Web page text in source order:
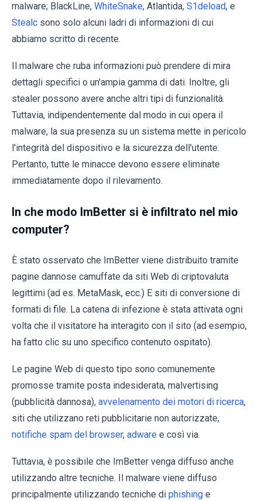
malware; BlackLine, WhiteSnake, Atlantida, S1deload, e
Stealc sono solo alcuni ladri di informazioni di cui
abbiamo scritto di recente.
Il malware che ruba informazioni può prendere di mira
dettagli specifici o un'ampia gamma di dati. Inoltre, gli
stealer possono avere anche altri tipi di funzionalità.
Tuttavia, indipendentemente dal modo in cui opera il
malware, la sua presenza su un sistema mette in pericolo
l'integrità del dispositivo e la sicurezza dell'utente.
Pertanto, tutte le minacce devono essere eliminate
immediatamente dopo il rilevamento.
In che modo ImBetter si è infiltrato nel mio
computer?
È stato osservato che ImBetter viene distribuito tramite
pagine dannose camuffate da siti Web di criptovaluta
legittimi (ad es. MetaMask, ecc.) E siti di conversione di
formati di file. La catena di infezione è stata attivata ogni
volta che il visitatore ha interagito con il sito (ad esempio,
ha fatto clic su uno specifico contenuto ospitato).
Le pagine Web di questo tipo sono comunemente
promosse tramite posta indesiderata, malvertising
(pubblicità dannosa), avvelenamento dei motori di ricerca,
siti che utilizzano reti pubblicitarie non autorizzate,
notifiche spam del browser, adware e così via.
Tuttavia, è possibile che ImBetter venga diffuso anche
utilizzando altre tecniche. Il malware viene diffuso
principalmente utilizzando tecniche di phishing e